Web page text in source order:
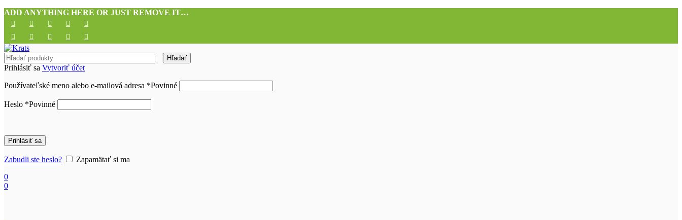
ADD ANYTHING HERE OR JUST REMOVE IT…
Hľadať
Prihlásiť sa Vytvoriť účet
Používateľské meno alebo e-mailová adresa *Povinné
Heslo *Povinné
Prihlásiť sa
Zabudli ste heslo?
Zapamätať si ma
0
0